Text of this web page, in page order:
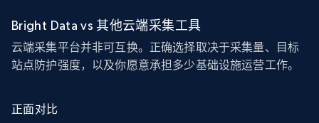
Bright Data vs 其他云端采集工具
云端采集平台并非可互换。正确选择取决于采集量、目标
站点防护强度，以及你愿意承担多少基础设施运营工作。
正面对比